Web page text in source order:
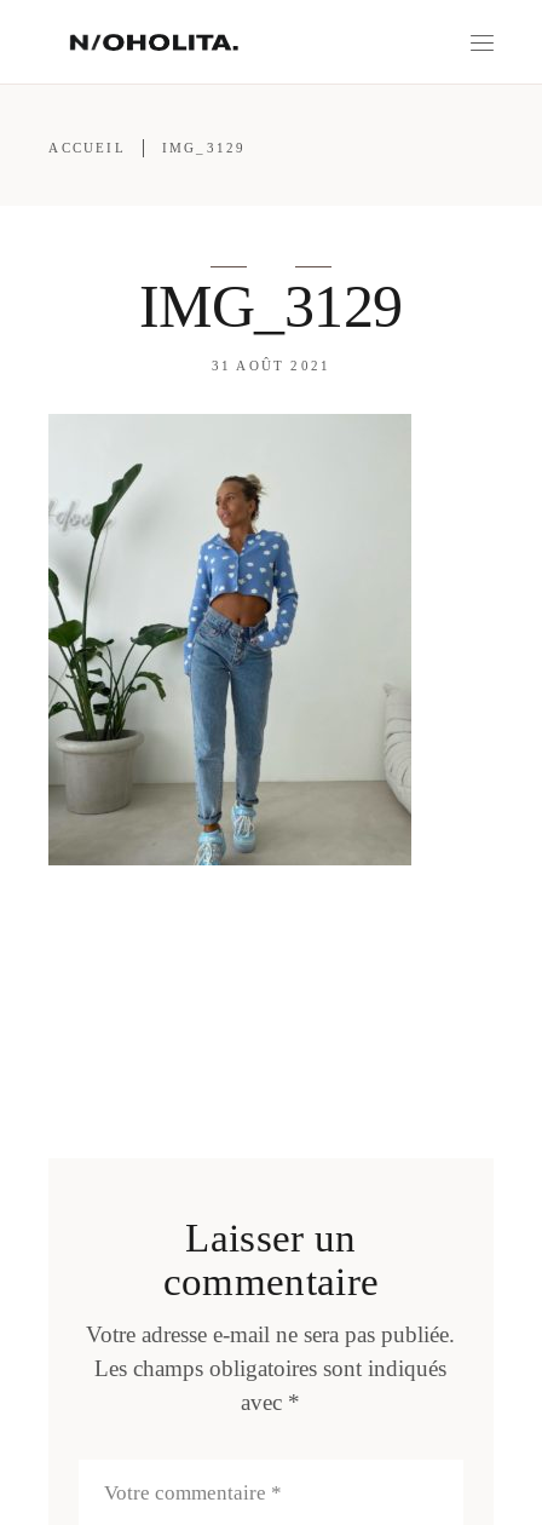
ACCUEIL IMG_3129
IMG_3129
31 AOÛT 2021
Laisser un
commentaire
Votre adresse e-mail ne sera pas publiée.
Les champs obligatoires sont indiqués
avec *